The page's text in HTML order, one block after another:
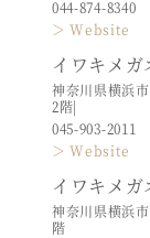
044-874-8340
＞ Website
イワキメ
神奈川県横浜
2階|
045-903-2011
＞ Website
イワキメ
神奈川県横浜
階